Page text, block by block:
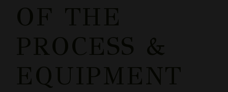
OF THE
PROCESS &
EQUIPMENT